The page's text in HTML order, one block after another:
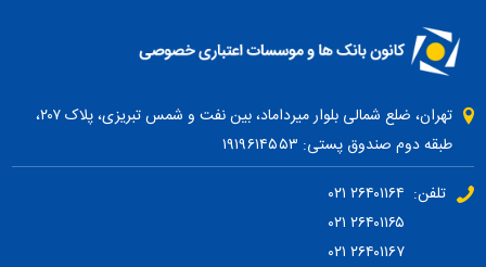
تهران، ضلع شمالی بلوار میرداماد، بین نفت و شمس تبریزی، پلاک ۲۰۷،
طبقه دوم صندوق پستی: ۱۹۱۹۶۱۴۵۵۳
تلفن: ۲۶۴۰۱۱۶۴ ۰۲۱
۲۶۴۰۱۱۶۷ ۰۲۱